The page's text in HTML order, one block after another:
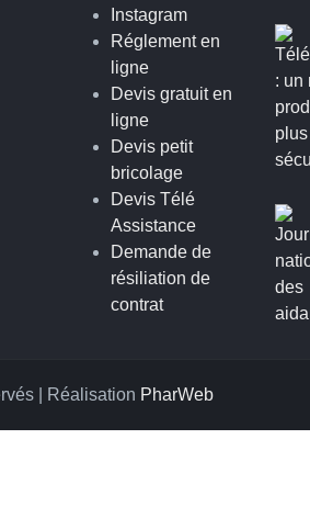
Instagram
Réglement en
ligne
Devis gratuit en
ligne
Devis petit
bricolage
Devis Télé
Assistance
Demande de
résiliation de
contrat
| Réalisation PharWeb